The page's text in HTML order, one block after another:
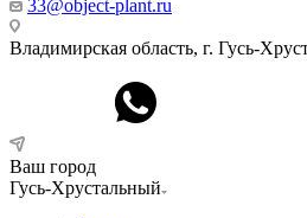
33@object-plant.ru
Владимирская область, г. Гусь-
Ваш город
Гусь-Хрустальный